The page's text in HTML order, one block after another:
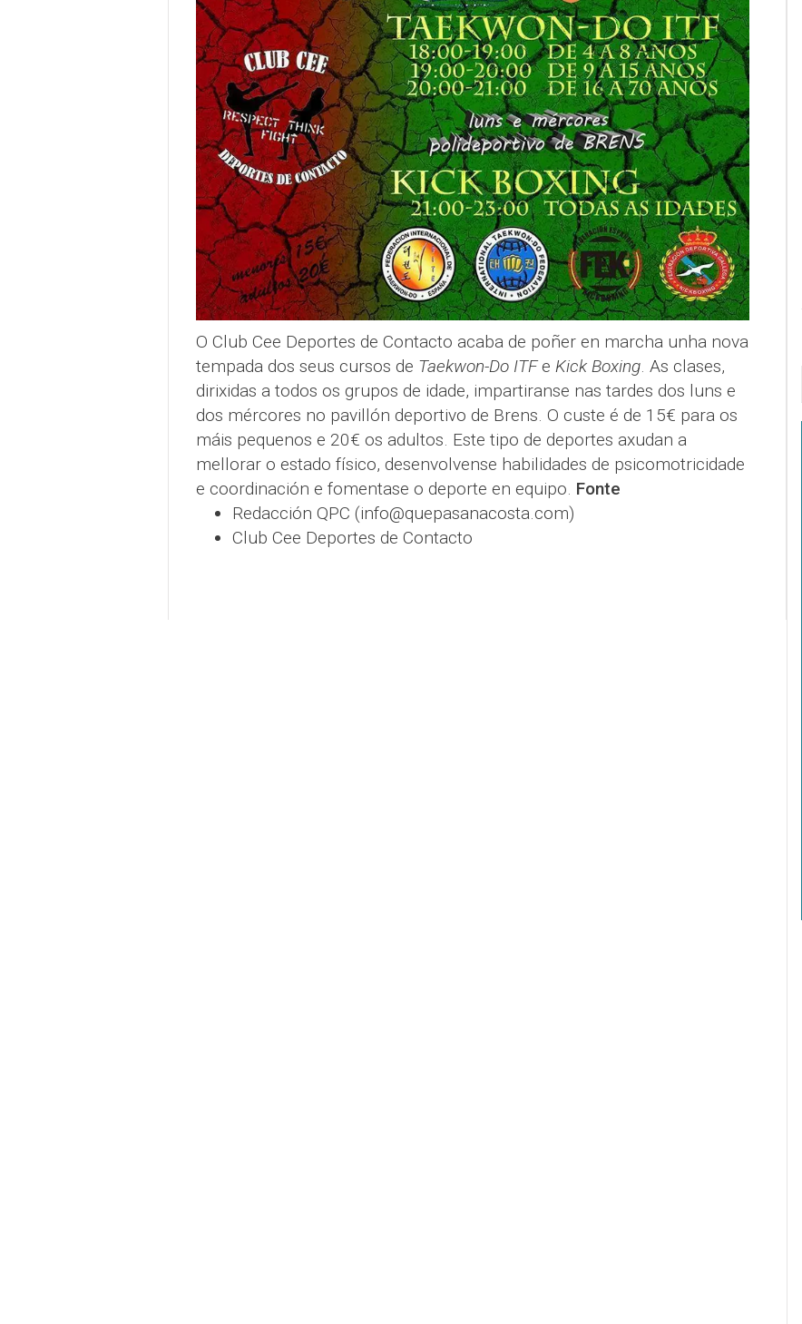
O Club Cee Deportes de Contacto acaba de poñer en marcha unha nova
tempada dos seus cursos de Taekwon-Do ITFe Kick Boxing. As clases,
dirixidas a todos os grupos de idade, impartiranse nas tardes dos luns e
dos mércores no pavillón deportivo de Brens. O custe é de 15€ para os
máis pequenos e 20€ os adultos. Este tipo de deportes axudan a
mellorar o estado físico, desenvolvense habilidades de psicomotricidade
e coordinación e fomentase o deporte en equipo. Fonte
Redacción QPC (info@quepasanacosta.com)
Club Cee Deportes de Contacto